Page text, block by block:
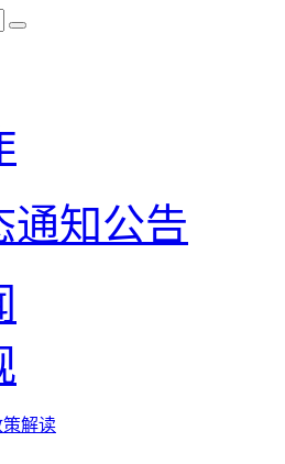
通知公告
策解读